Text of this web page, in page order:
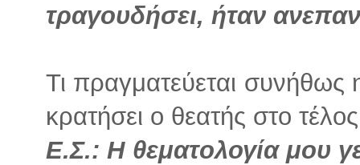
τραγουδήσει, ήταν
Τι πραγματεύεται συνήθως
κρατήσει ο θεατής στο
Ε.Σ.:Η θεματολογία μου